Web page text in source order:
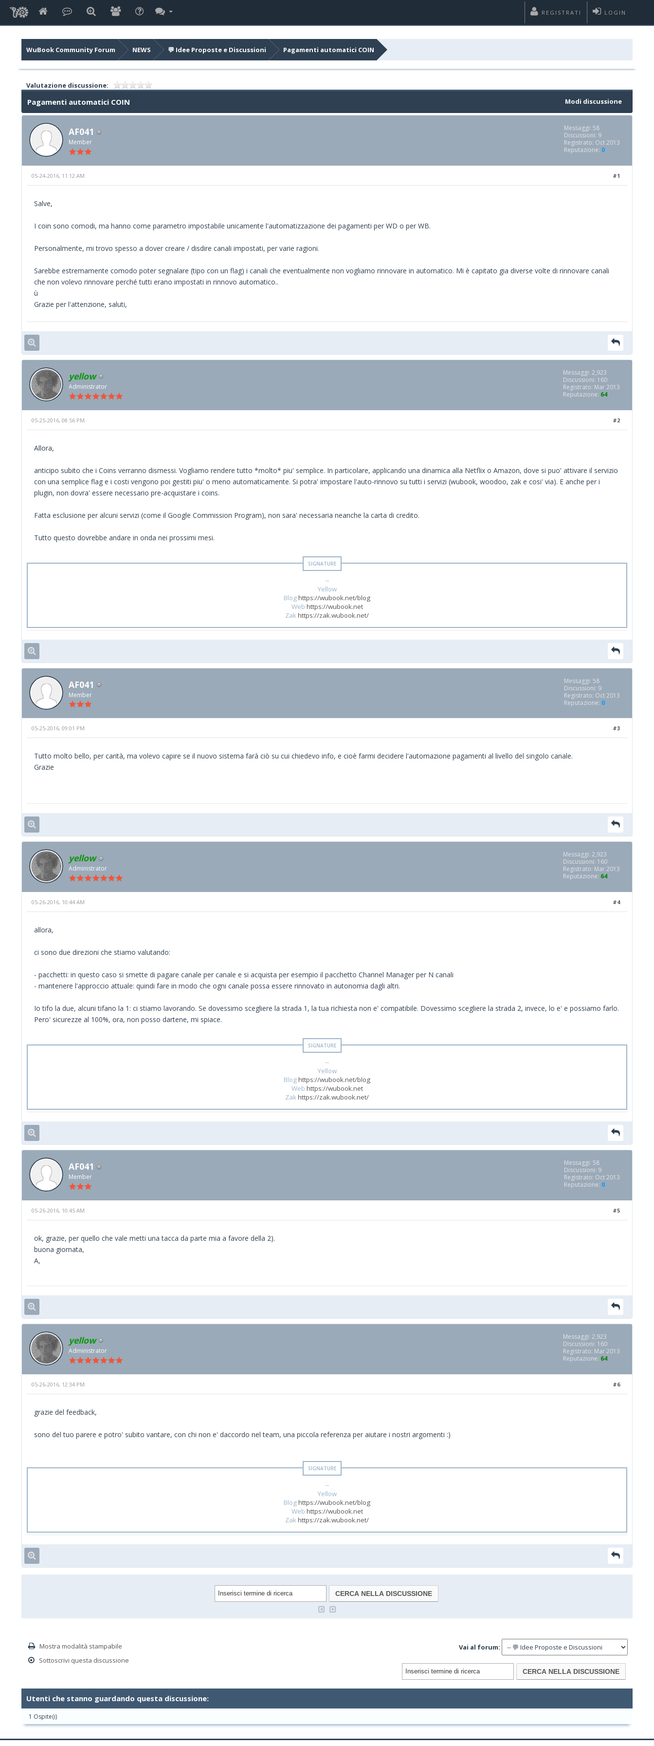
LOGIN
REGISTRATI
WuBook Community Forum NEWS 💬 Idee Proposte e Discussioni Pagamenti automatici COIN
Valutazione discussione:
Modi discussione
Pagamenti automatici COIN
AF041
Member
Messaggi: 58
Discussioni: 9
Registrato: Oct 2013
Reputazione: 0
#1
05-24-2016, 11:12 AM
Salve,
I coin sono comodi, ma hanno come parametro impostabile unicamente l'automatizzazione dei pagamenti per WD o per WB.
Personalmente, mi trovo spesso a dover creare / disdire canali impostati, per varie ragioni.
Sarebbe estremamente comodo poter segnalare (tipo con un flag) i canali che eventualmente non vogliamo rinnovare in automatico. Mi è capitato gia diverse volte di rinnovare canali
che non volevo rinnovare perché tutti erano impostati in rinnovo automatico..
ù
Grazie per l'attenzione, saluti,
yellow
Administrator
Messaggi: 2,923
Discussioni: 160
Registrato: Mar 2013
Reputazione: 64
#2
05-25-2016, 08:56 PM
Allora,
anticipo subito che i Coins verranno dismessi. Vogliamo rendere tutto *molto* piu' semplice. In particolare, applicando una dinamica alla Netflix o Amazon, dove si puo' attivare il servizio
con una semplice flag e i costi vengono poi gestiti piu' o meno automaticamente. Si potra' impostare l'auto-rinnovo su tutti i servizi (wubook, woodoo, zak e cosi' via). E anche per i
plugin, non dovra' essere necessario pre-acquistare i coins.
Fatta esclusione per alcuni servizi (come il Google Commission Program), non sara' necessaria neanche la carta di credito.
Tutto questo dovrebbe andare in onda nei prossimi mesi.
--
Yellow
Bloghttps://wubook.net/blog
Web https://wubook.net
Zak https://zak.wubook.net/
AF041
Member
Messaggi: 58
Discussioni: 9
Registrato: Oct 2013
Reputazione: 0
#3
05-25-2016, 09:01 PM
Tutto molto bello, per carità, ma volevo capire se il nuovo sistema farà ciò su cui chiedevo info, e cioè farmi decidere l'automazione pagamenti al livello del singolo canale.
Grazie
yellow
Administrator
Messaggi: 2,923
Discussioni: 160
Registrato: Mar 2013
Reputazione: 64
#4
05-26-2016, 10:44 AM
allora,
ci sono due direzioni che stiamo valutando:
- pacchetti: in questo caso si smette di pagare canale per canale e si acquista per esempio il pacchetto Channel Manager per N canali
- mantenere l'approccio attuale: quindi fare in modo che ogni canale possa essere rinnovato in autonomia dagli altri.
Io tifo la due, alcuni tifano la 1: ci stiamo lavorando. Se dovessimo scegliere la strada 1, la tua richiesta non e' compatibile. Dovessimo scegliere la strada 2, invece, lo e' e possiamo farlo.
Pero' sicurezze al 100%, ora, non posso dartene, mi spiace.
--
Yellow
Bloghttps://wubook.net/blog
Web https://wubook.net
Zakhttps://zak.wubook.net/
AF041
Member
Messaggi: 58
Discussioni: 9
Registrato: Oct 2013
Reputazione: 0
#5
05-26-2016, 10:45 AM
ok, grazie, per quello che vale metti una tacca da parte mia a favore della 2).
buona giornata,
A,
yellow
Administrator
Messaggi: 2,923
Discussioni: 160
Registrato: Mar 2013
Reputazione: 64
#6
05-26-2016, 12:34 PM
grazie del feedback,
sono del tuo parere e potro' subito vantare, con chi non e' daccordo nel team, una piccola referenza per aiutare i nostri argomenti :)
--
Yellow
Bloghttps://wubook.net/blog
Web https://wubook.net
Zakhttps://zak.wubook.net/
Mostra modalità stampabile
Sottoscrivi questa discussione
Vai al forum:
Utenti che stanno guardando questa discussione:
1 Ospite(i)